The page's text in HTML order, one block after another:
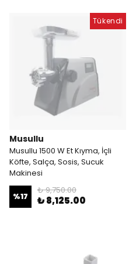
Tükendi
Musullu
Musullu 1500 W Et Kıyma, İçli
Köfte, Salça, Sosis, Sucuk
Makinesi
%17
₺ 9,750.00
₺ 8,125.00